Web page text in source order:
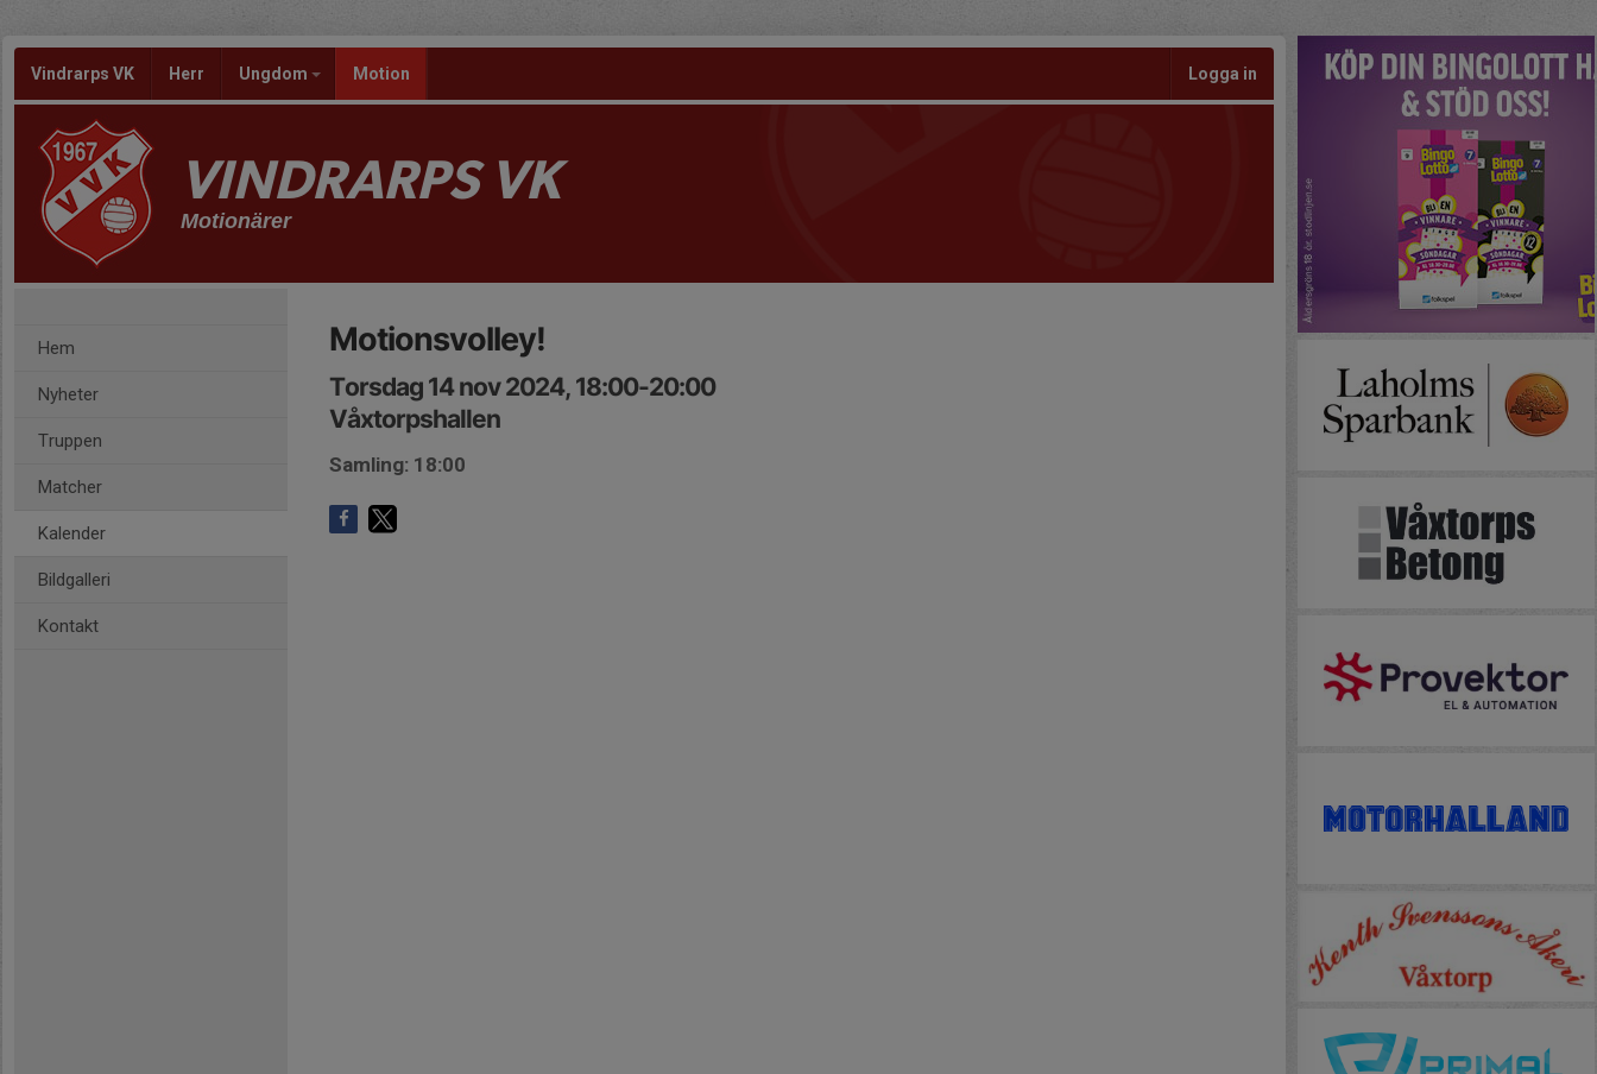
Vindrarps VK Herr Ungdom Motion Logga in
VINDRARPS VK
Motionärer
Hem
Nyheter
Truppen
Matcher
Kalender
Bildgalleri
Kontakt
Motionsvolley!
Torsdag 14 nov 2024, 18:00-20:00
Våxtorpshallen
Samling: 18:00